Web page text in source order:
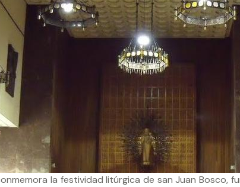
la festividad litúrgica de san Juan Bosco,